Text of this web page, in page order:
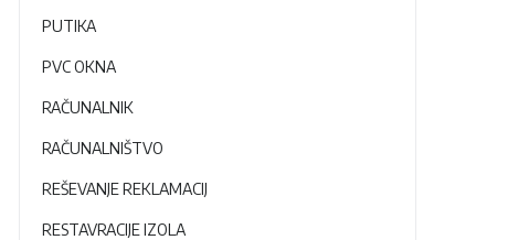
PUTIKA
PVC OKNA
RAČUNALNIK
RAČUNALNIŠTVO
REŠEVANJE REKLAMACIJ
RESTAVRACIJE IZOLA